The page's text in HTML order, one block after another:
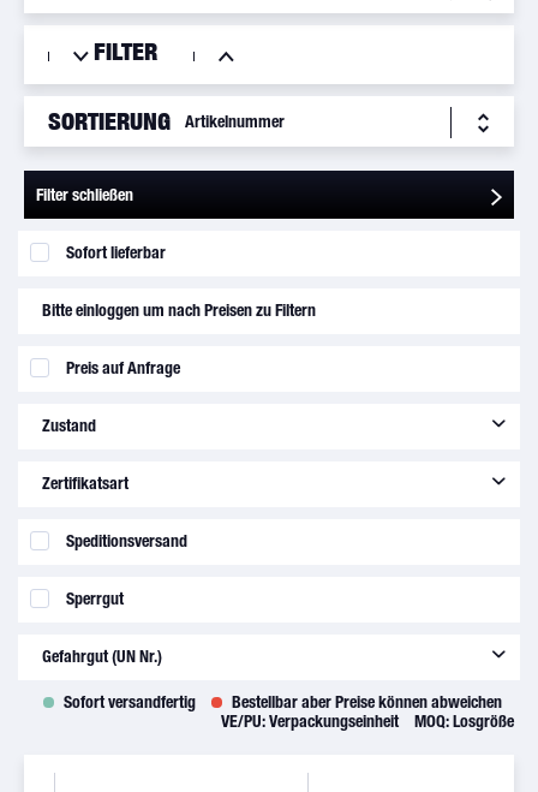
FILTER
SORTIERUNG
Filter schließen
Sofort lieferbar
Bitte einloggen um nach Preisen zu Filtern
Preis auf Anfrage
Zustand
new(4237
rebuilt(74)
Zertifikatsart
8130-3(4189)
analysis cert.
EASA Form 1(102
Speditionsversand
Sperrgut
Gefahrgut (UN Nr.)
UN1206(1)
Sofort versandfertig
Bestellbar aber Preise können abweichen
VE/PU:Verpackungseinheit MOQ:Losgröße